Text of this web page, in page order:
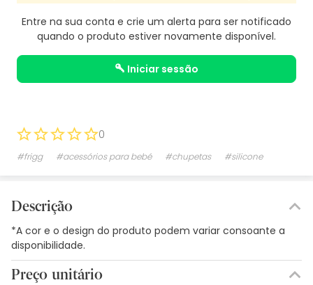
Entre na sua conta e crie um alerta para ser notificado
quando o produto estiver novamente disponível.
iniciar sessão
0
#frigg #acessórios para bebé #chupetas #silicone
Descrição
*A cor e o design do produto podem variar consoante a
disponibilidade.
Preço unitário